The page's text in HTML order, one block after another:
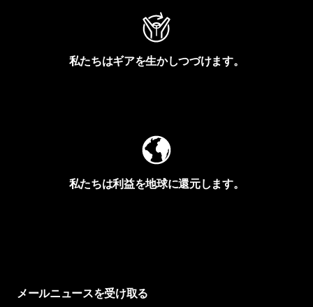
私たちはギアを生かしつづけます。
私たちは利益を地球に還元します。
メールニュースを受け取る